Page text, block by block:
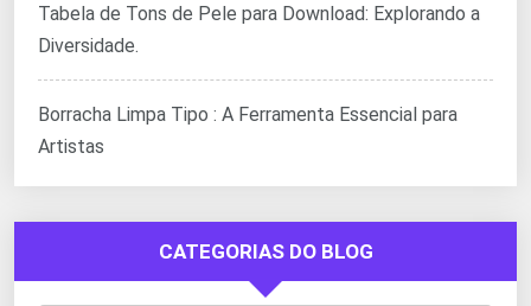
Tabela de Tons de Pele para Download: Explorando a
Diversidade.
Borracha Limpa Tipo : A Ferramenta Essencial para
Artistas
CATEGORIAS DO BLOG